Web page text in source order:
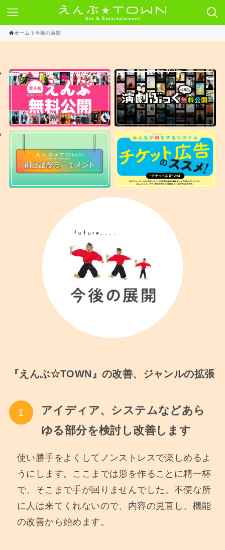
ホーム 今後の展開
『えんぶ☆TOWN』の改善、ジャンルの拡張
アイディア、システムなどあら
ゆる部分を検討し改善します
使い勝手をよくしてノンストレスで楽しめるよ
うにします。ここまでは形を作ることに精一杯
で、そこまで手が回りませんでした。不便な所
に人は来てくれないので、内容の見直し、機能
の改善から始めます。